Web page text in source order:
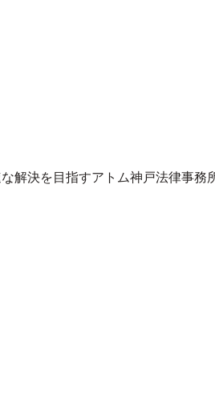
解決を目指すアトム神戸法律事